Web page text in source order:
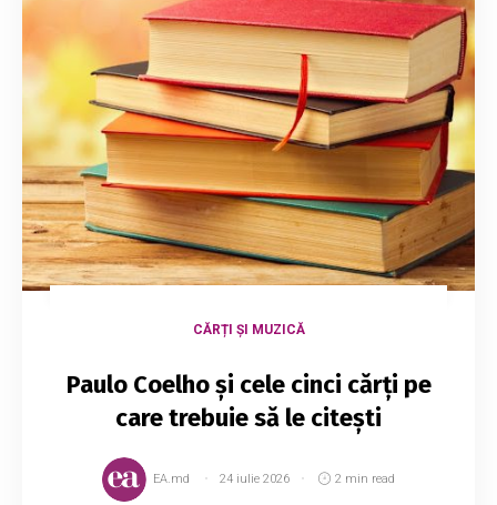
CĂRȚI ȘI MUZICĂ
Paulo Coelho și cele cinci cărți pe
care trebuie să le citești
EA.md 24 iulie 2026 2 min read